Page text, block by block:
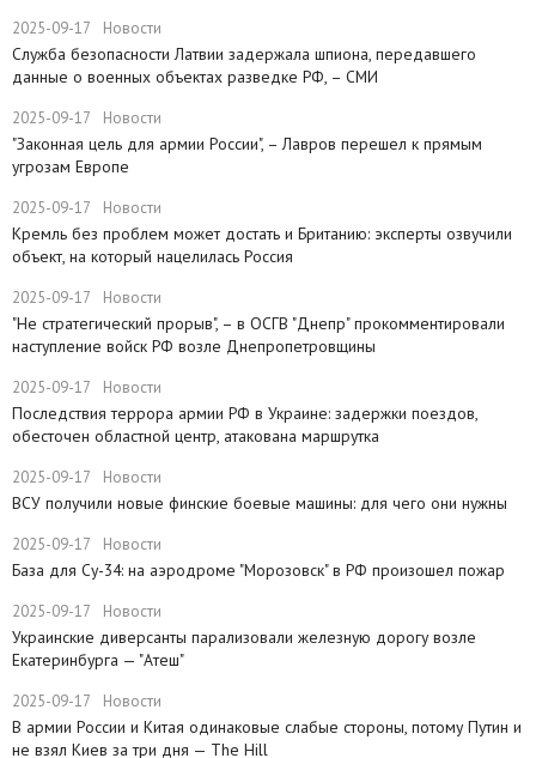
2025-09-17 Новости
Служба безопасности Латвии задержала шпиона, передавшего
данные о военных объектах разведке РФ, – СМИ
2025-09-17 Новости
"Законная цель для армии России", – Лавров перешел к прямым
угрозам Европе
2025-09-17 Новости
​Кремль без проблем может достать и Британию: эксперты озвучили
объект, на который нацелилась Россия
2025-09-17 Новости
"Не стратегический прорыв", – в ОСГВ "Днепр" прокомментировали
наступление войск РФ возле Днепропетровщины
2025-09-17 Новости
Последствия террора армии РФ в Украине: задержки поездов,
обесточен областной центр, атакована маршрутка
2025-09-17 Новости
ВСУ получили новые финские боевые машины: для чего они нужны
2025-09-17 Новости
База для Су-34: на аэродроме "Морозовск" в РФ произошел пожар
2025-09-17 Новости
Украинские диверсанты парализовали железную дорогу возле
Екатеринбурга — "Атеш"
2025-09-17 Новости
​В армии России и Китая одинаковые слабые стороны, потому Путин и
не взял Киев за три дня — The Hill